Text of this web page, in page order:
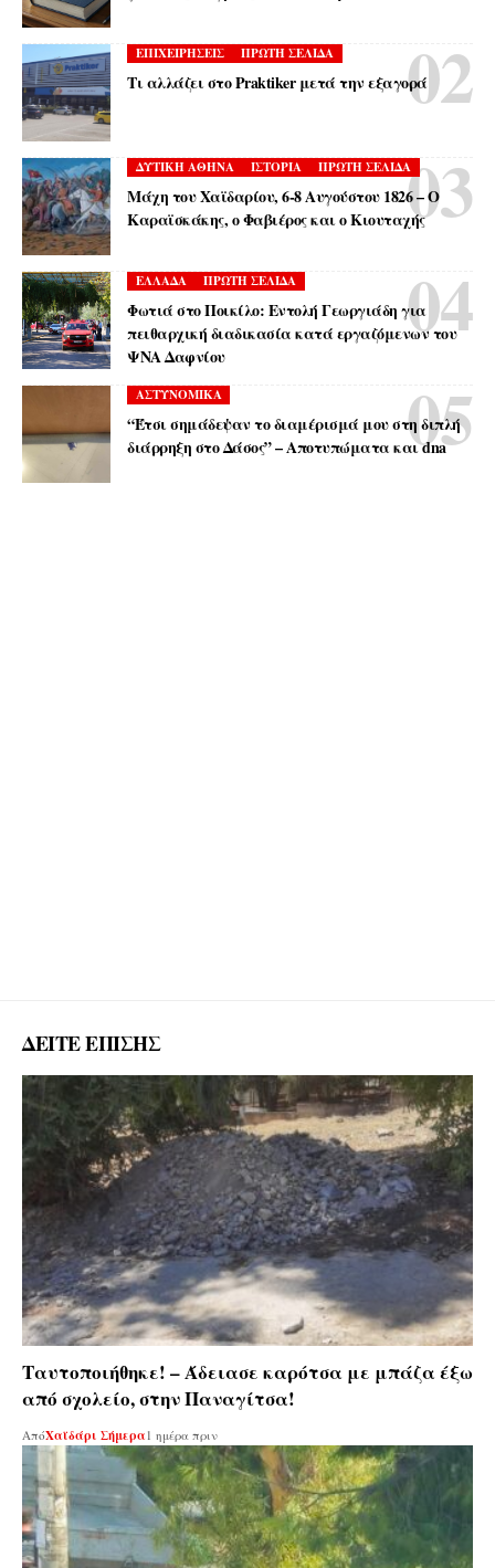
ΕΠΙΧΕΙΡΗΣΕΙΣ ΠΡΩΤΗ ΣΕΛΙΔΑ
Τι αλλάζει στο Praktiker μετά την εξαγορά
ΔΥΤΙΚΗ ΑΘΗΝΑ ΙΣΤΟΡΙΑ ΠΡΩΤΗ ΣΕΛΙΔΑ
Μάχη του Χαϊδαρίου, 6-8 Αυγούστου 1826 – Ο
Καραϊσκάκης, ο Φαβιέρος και ο Κιουταχής
ΕΛΛΑΔΑ ΠΡΩΤΗ ΣΕΛΙΔΑ
Φωτιά στο Ποικίλο: Εντολή Γεωργιάδη για
πειθαρχική διαδικασία κατά εργαζόμενων του
ΨΝΑ Δαφνίου
ΑΣΤΥΝΟΜΙΚΑ
“Έτσι σημάδεψαν το διαμέρισμά μου στη διπλή
διάρρηξη στο Δάσος” – Αποτυπώματα και dna
ΔΕΙΤΕ ΕΠΙΣΗΣ
Ταυτοποιήθηκε! – Άδειασε καρότσα με μπάζα έξω
από σχολείο, στην Παναγίτσα!
ΑπόΧαϊδάρι Σήμερα 1 ημέρα πριν